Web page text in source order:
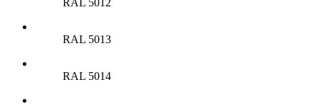
RAL 5013
RAL 5014